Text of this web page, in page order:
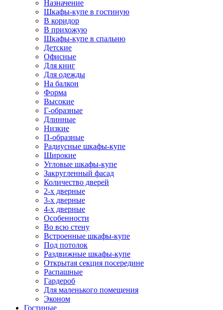
Назначение
Шкафы-купе в гостиную
В коридор
В прихожую
Шкафы-купе в спальню
Детские
Офисные
Для книг
Для одежды
На балкон
Форма
Высокие
Г-образные
Длинные
Низкие
П-образные
Радиусные шкафы-купе
Широкие
Угловые шкафы-купе
Закругленный фасад
Количество дверей
2-х дверные
3-х дверные
4-х дверные
Особенности
Во всю стену
Встроенные шкафы-купе
Под потолок
Раздвижные шкафы-купе
Открытая секция посередине
Распашные
Гардероб
Для маленького помещения
Эконом
Гостиные